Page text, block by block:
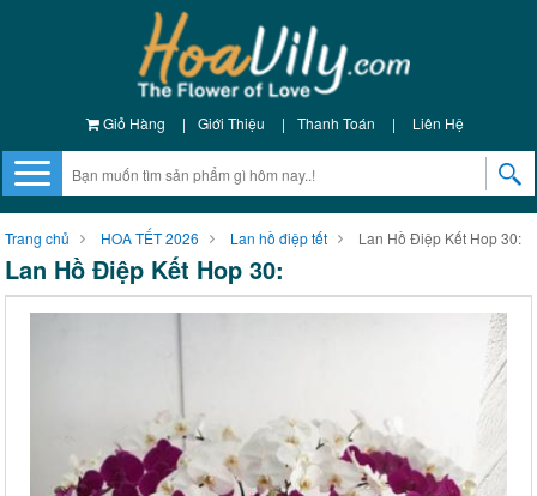
Giỏ Hàng | Giới Thiệu | Thanh Toán | Liên Hệ
Trang chủ HOA TẾT 2026 Lan hồ điệp tết Lan Hồ Điệp Kết Hop 30:
Lan Hồ Điệp Kết Hop 30: